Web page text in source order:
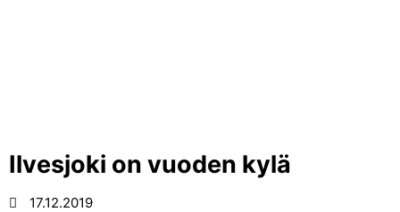
Ilvesjoki on vuoden kylä
17.12.2019